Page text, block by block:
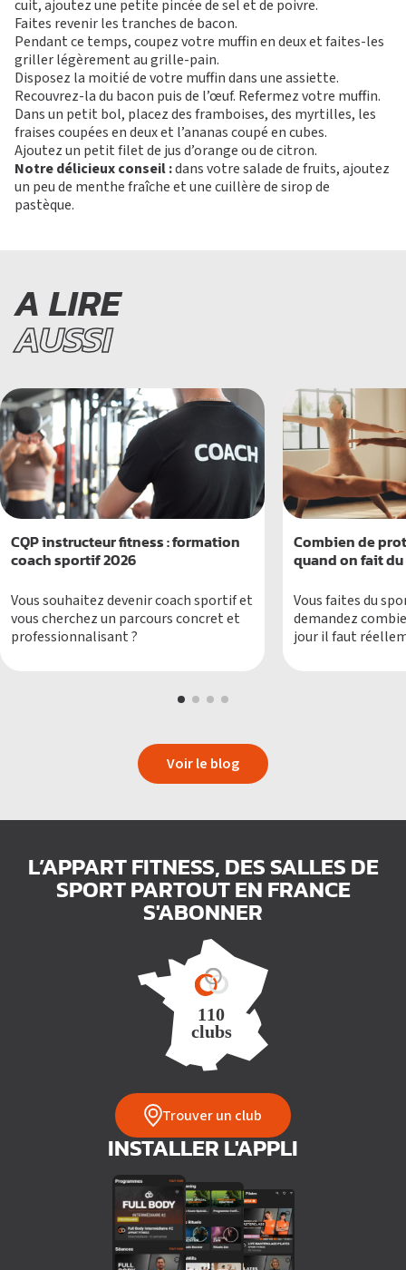
cuit, ajoutez une petite pincée de sel et de poivre.
Faites revenir les tranches de bacon.
Pendant ce temps, coupez votre muffin en deux et faites-les
griller légèrement au grille-pain.
Disposez la moitié de votre muffin dans une assiette.
Recouvrez-la du bacon puis de l’œuf. Refermez votre muffin.
Dans un petit bol, placez des framboises, des myrtilles, les
fraises coupées en deux et l’ananas coupé en cubes.
Ajoutez un petit filet de jus d’orange ou de citron.
Notre délicieux conseil :dans votre salade de fruits, ajoutez
un peu de menthe fraîche et une cuillère de sirop de
pastèque.
A LIRE
AUSSI
CQP instructeur fitness : formation
coach sportif 2026
Vous souhaitez devenir coach sportif et
vous cherchez un parcours concret et
professionnalisant ?
Combien de
quand on fait du
Vous faites du
demandez
jour il faut
Voir le blog
L’APPART FITNESS, DES SALLES DE
SPORT PARTOUT EN FRANCE
S'ABONNER
Trouver un club
INSTALLER L'APPLI